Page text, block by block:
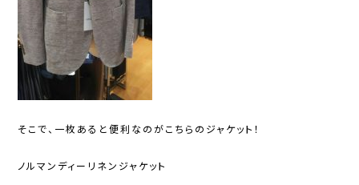
そこで、一枚あると便利なのがこちらのジャケット！
ノルマンディーリネンジャケット